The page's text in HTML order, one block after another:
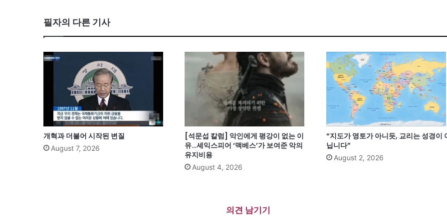
필자의 다른 기사
개혁과 더불어 시작된 변질
August 7, 2026
[석문섭 칼럼] 악인에게 평강이 없는 이
유…셰익스피어 ‘맥베스’가 보여준 악의
유지비용
August 4, 2026
“지도가 영토가 아니듯, 교리는 성경이
닙니다”
August 2, 2026
의견 남기기